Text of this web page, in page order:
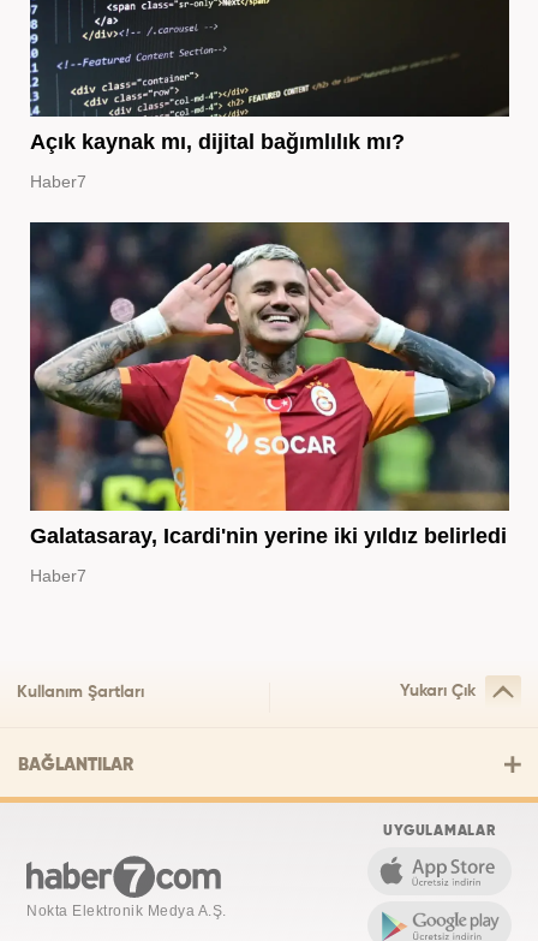
Açık kaynak mı, dijital bağımlılık mı?
Haber7
Galatasaray, Icardi'nin yerine iki yıldız belirledi
Haber7
Kullanım Şartları Yukarı Çık
BAĞLANTILAR
Nokta Elektronik Medya A.Ş.
UYGULAMALAR